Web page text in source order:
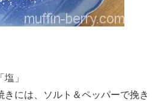
」
には、ソルト＆ペッパーで挽き